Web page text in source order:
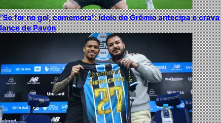
“Se for no gol, comemora”: ídolo do Grêmio antecipa e crava
lance de Pavón